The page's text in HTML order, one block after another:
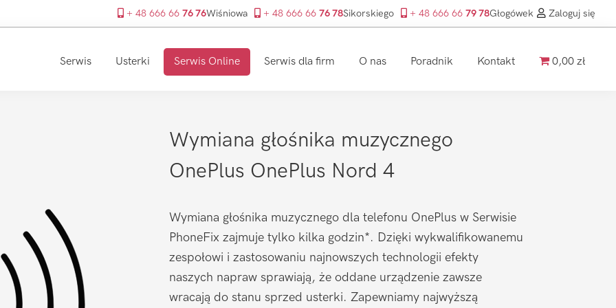
+ 48 666 66 76 76Wiśniowa + 48 666 66 76 78Sikorskiego + 48 666 66 79 78Głogówek Zaloguj się
Serwis Usterki Serwis Online Serwis dla firm O nas Poradnik Kontakt 0,00 zł
Wymiana głośnika muzycznego
OnePlus OnePlus Nord 4
Wymiana głośnika muzycznego dla telefonu OnePlus w Serwisie
PhoneFix zajmuje tylko kilka godzin*. Dzięki wykwalifikowanemu
zespołowi i zastosowaniu najnowszych technologii efekty
naszych napraw sprawiają, że oddane urządzenie zawsze
wracają do stanu sprzed usterki. Zapewniamy najwyższą